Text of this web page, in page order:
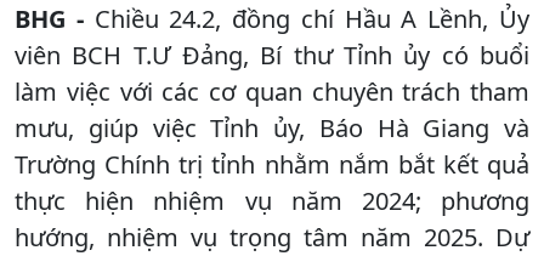
BHG -Chiều 24.2, đồng chí Hầu A Lềnh, Ủy
viên BCH T.Ư Đảng, Bí thư Tỉnh ủy có buổi
làm việc với các cơ quan chuyên trách tham
mưu, giúp việc Tỉnh ủy, Báo Hà Giang và
Trường Chính trị tỉnh nhằm nắm bắt kết quả
thực hiện nhiệm vụ năm 2024; phương
hướng, nhiệm vụ trọng tâm năm 2025. Dự